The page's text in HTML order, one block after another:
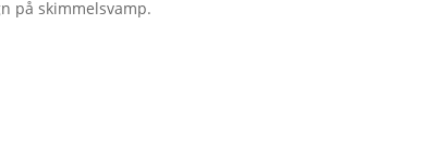
på skimmelsvamp.